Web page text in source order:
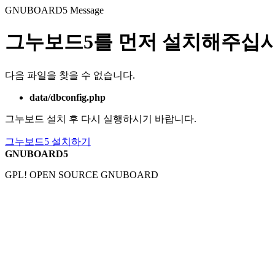
GNUBOARD5 Message
그누보드5를 먼저 설치해주십
다음 파일을 찾을 수 없습니다.
data/dbconfig.php
그누보드 설치 후 다시 실행하시기 바랍니다.
그누보드5 설치하기
GNUBOARD5
GPL! OPEN SOURCE GNUBOARD